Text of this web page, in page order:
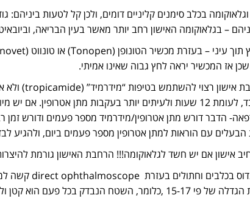
וגלאוקומה בכלב סימנים קליניים דומים, ולכן קל לטעות
– בגלאוקומה האישון רחב יותר מאשר בעין הבריאה,
תוך עיני – בעזרת מכשיר הטונופן (Tonopen) או טונווט (
שכן אז המכשיר יראה לחץ גבוה שאינו אמיתי.
אישון רצוי להשתמש בטיפות “מידרמיד” (tropicamide) ולא
שעות בלבד, לעומת 12 שעות ולעיתים יותר בעקבות מתן
הדבר דורש מתן אטרופין/מידרמיד מספר פעמים ודורש
עם הוראות למתן אטרופין מספר פעמים ביום, ולהגיע
אישון אם יש חשד לגלאוקומה!!! הרחבת האישון גורמת
בכלבים וחתולים בעזרת direct ophthalmoscope קשה
שמתקבלת הגדלה של פי 15-17 ,כלומר, השטח הנבדק